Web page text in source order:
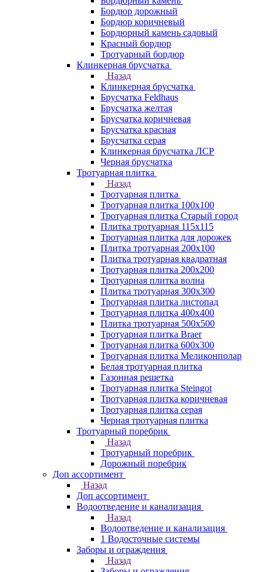
Бордюр дорожный
Бордюр коричневый
Бордюрный камень садовый
Красный бордюр
Тротуарный бордюр
Клинкерная брусчатка
Назад
Клинкерная брусчатка
Брусчатка Feldhaus
Брусчатка желтая
Брусчатка коричневая
Брусчатка красная
Брусчатка серая
Клинкерная брусчатка ЛСР
Черная брусчатка
Тротуарная плитка
Назад
Тротуарная плитка
Тротуарная плитка 100x100
Тротуарная плитка Старый город
Плитка тротуарная 115x115
Тротуарная плитка для дорожек
Плитка тротуарная 200х100
Плитка тротуарная квадратная
Тротуарная плитка 200х200
Тротуарная плитка волна
Плитка тротуарная 300х300
Тротуарная плитка листопад
Тротуарная плитка 400х400
Плитка тротуарная 500x500
Тротуарная плитка Braer
Тротуарная плитка 600х300
Тротуарная плитка Меликонполар
Белая тротуарная плитка
Газонная решетка
Тротуарная плитка Steingot
Тротуарная плитка коричневая
Тротуарная плитка серая
Черная тротуарная плитка
Тротуарный поребрик
Назад
Тротуарный поребрик
Дорожный поребрик
Доп ассортимент
Назад
Доп ассортимент
Водоотведение и канализация
Назад
Водоотведение и канализация
1 Водосточные системы
Заборы и ограждения
Назад